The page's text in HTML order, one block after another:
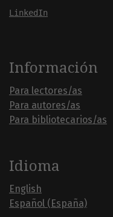
LinkedIn
Información
Para lectores/as
Para autores/as
Para bibliotecarios/as
Idioma
English
Español (España)